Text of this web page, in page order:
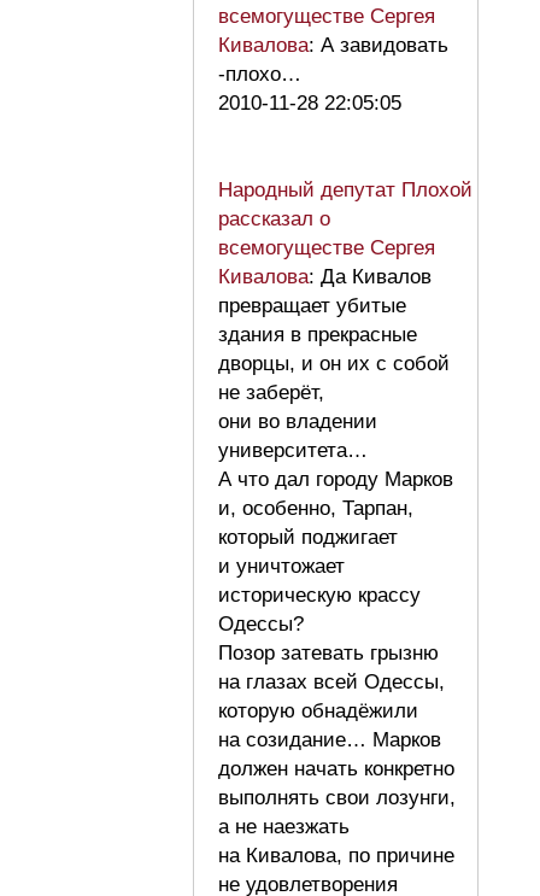
всемогуществе Сергея
Кивалова: А завидовать
-плохо…
2010-11-28 22:05:05
Народный депутат Плохой
рассказал о
всемогуществе Сергея
Кивалова: Да Кивалов
превращает убитые
здания в прекрасные
дворцы, и он их с собой
не заберёт,
они во владении
университета…
А что дал городу Марков
и, особенно, Тарпан,
который поджигает
и уничтожает
историческую крассу
Одессы?
Позор затевать грызню
на глазах всей Одессы,
которую обнадёжили
на созидание… Марков
должен начать конкретно
выполнять свои лозунги,
а не наезжать
на Кивалова, по причине
не удовлетворения